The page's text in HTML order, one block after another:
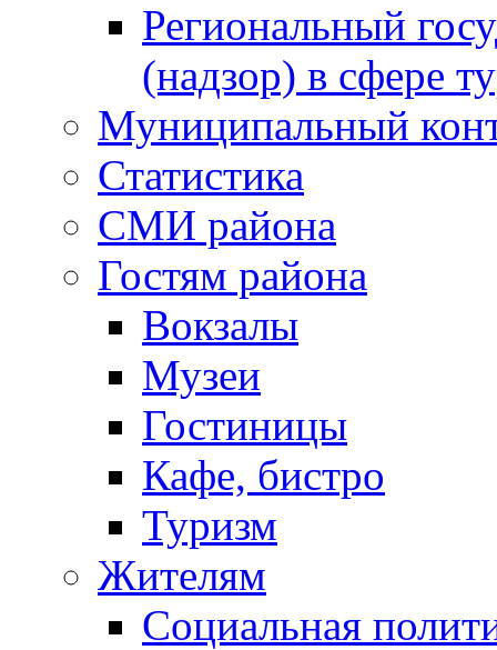
Региональный
(надзор) в сфере
Муниципальный
Статистика
СМИ района
Гостям района
Вокзалы
Музеи
Гостиницы
Кафе, бистро
Туризм
Жителям
Социальная